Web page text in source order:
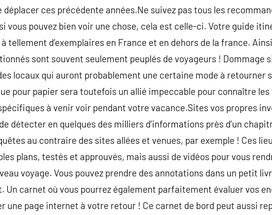
ces précédente années.Ne suivez pas tous les
vous pouvez bien voir une chose, cela est celle-ci. Votre guide
tellement d’exemplaires en France et en dehors de la france.
sont souvent seulement peuplés de voyageurs ! Dommage
locaux qui auront probablement une certaine mode à retourner
pour papier sera toutefois un allié impeccable pour connaître
à venir voir pendant votre vacance.Sites vos propres
détecter en quelques des milliers d’informations près d’un
au contraire des sites allées et venues, par exemple ! Ces
plans, testés et approuvés, mais aussi de vidéos pour vous
voyage. Vous pouvez prendre des annotations dans un petit
Un carnet où vous pourrez également parfaitement évaluer vos
une page internet à votre retour ! Ce carnet de bord peut aussi